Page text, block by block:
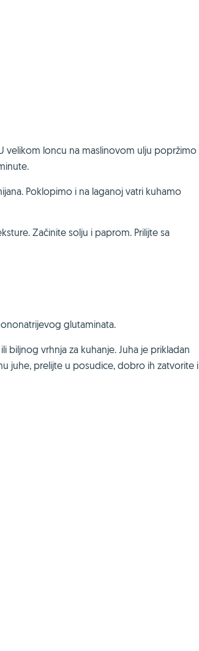
velikom loncu na maslinovom ulju popržimo
Poklopimo i na laganoj vatri kuhamo
Začinite solju i paprom. Prilijte sa
glutaminata.
vrhnja za kuhanje. Juha je prikladan
juhe, prelijte u posudice, dobro ih zatvorite i